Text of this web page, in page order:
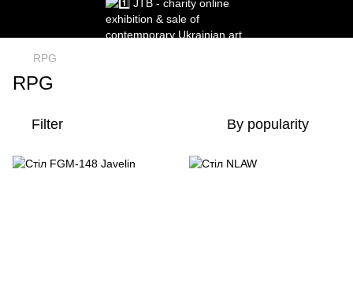
RPG
RPG
Filter By popularity